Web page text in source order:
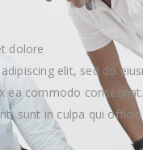
dolore
elit, sed do
ea commodo
sunt in culpa qui